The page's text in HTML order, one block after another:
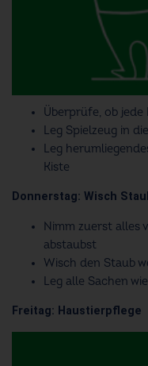
Überprüfe, ob jede
Leg Spielzeug in
Leg
Kiste
Donnerstag: Wisch
Nimm zuerst alles
abstaubst
Wisch den Staub
Leg alle Sachen
Freitag: Haustierpflege